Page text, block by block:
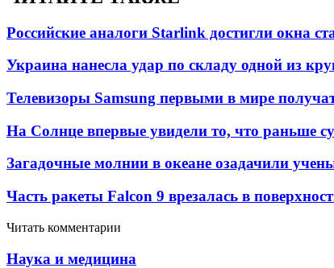
Российские аналоги Starlink достигли окна
Украина нанесла удар по складу одной из
Телевизоры Samsung первыми в мире
На Солнце впервые увидели то, что раньше
Загадочные молнии в океане озадачили
Часть ракеты Falcon 9 врезалась в
Читать комментарии
Наука и медицина